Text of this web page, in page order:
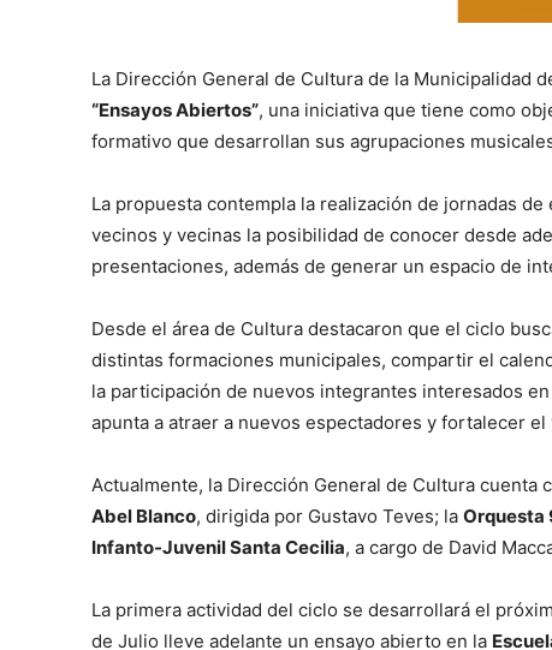
La Dirección General de Cultura de la Municipalidad
“Ensayos Abiertos”, una iniciativa que tiene como
formativo que desarrollan sus agrupaciones
La propuesta contempla la realización de jornadas
vecinos y vecinas la posibilidad de conocer desde
presentaciones, además de generar un espacio de
Desde el área de Cultura destacaron que el ciclo
distintas formaciones municipales, compartir el
la participación de nuevos integrantes interesados
apunta a atraer a nuevos espectadores y fortalecer
Actualmente, la Dirección General de Cultura cuenta
Abel Blanco, dirigida por Gustavo Teves; la Orquesta
Infanto-Juvenil Santa Cecilia, a cargo de David
La primera actividad del ciclo se desarrollará el
de Julio lleve adelante un ensayo abierto en la